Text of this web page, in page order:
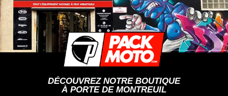
DÉCOUVREZ NOTRE BOUTIQUE
À PORTE DE MONTREUIL